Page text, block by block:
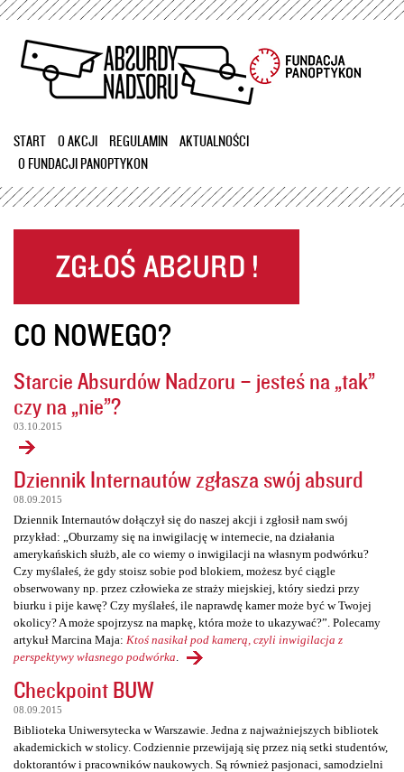
Przejdź
treści
START O AKCJI REGULAMIN
AKTUALNOŚCI
O FUNDACJI PANOPTYKON
CO NOWEGO?
Starcie Absurdów Nadzoru – jesteś na „tak”
czy na „nie”?
03.10.2015
Dziennik Internautów zgłasza swój absurd
08.09.2015
Dziennik Internautów dołączył się do naszej akcji i zgłosił nam swój
przykład: „Oburzamy się na inwigilację w internecie, na działania
amerykańskich służb, ale co wiemy o inwigilacji na własnym podwórku?
Czy myślałeś, że gdy stoisz sobie pod blokiem, możesz być ciągle
obserwowany np. przez człowieka ze straży miejskiej, który siedzi przy
biurku i pije kawę? Czy myślałeś, ile naprawdę kamer może być w Twojej
okolicy? A może spojrzysz na mapkę, która może to ukazywać?”. Polecamy
artykuł Marcina Maja: Ktoś nasikał pod kamerą, czyli inwigilacja z
perspektywy własnego podwórka
Checkpoint BUW
08.09.2015
Biblioteka Uniwersytecka w Warszawie. Jedna z najważniejszych bibliotek
akademickich w stolicy. Codziennie przewijają się przez nią setki studentów,
doktorantów i pracowników naukowych. Są również pasjonaci, samodzielni